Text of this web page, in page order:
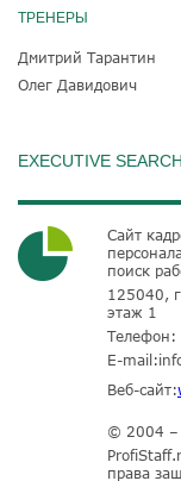
ТРЕНЕРЫ
Дмитрий Тарантин
Олег Давидович
EXECUTIVE SEARCH
Сайт
поиск
125040,
этаж 1
Телефон:
E-mail:
Веб-сайт:
© 2004 –
права